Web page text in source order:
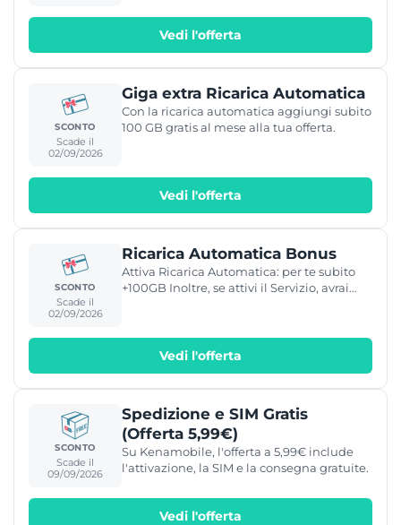
Vedi l'offerta
SCONTO
Scade il
02/09/2026
Giga extra Ricarica Automatica
Con la ricarica automatica aggiungi subito
100 GB gratis al mese alla tua offerta.
Vedi l'offerta
SCONTO
Scade il
02/09/2026
Ricarica Automatica Bonus
Attiva Ricarica Automatica: per te subito
+100GB Inoltre, se attivi il Servizio, avrai
Vedi l'offerta
SCONTO
Scade il
09/09/2026
Spedizione e SIM Gratis
(Offerta 5,99€)
Su Kenamobile, l'offerta a 5,99€ include
l'attivazione, la SIM e la consegna gratuite.
Vedi l'offerta